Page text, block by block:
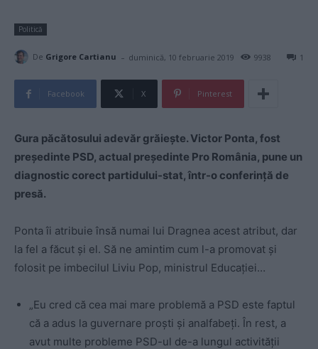
Politică
De Grigore Cartianu - duminică, 10 februarie 2019 1
9938
Facebook X Pinterest
Gura păcătosului adevăr grăiește. Victor Ponta, fost
preşedinte PSD, actual președinte Pro România, pune un
diagnostic corect partidului-stat, într-o conferință de
presă.
Ponta îi atribuie însă numai lui Dragnea acest atribut, dar
la fel a făcut și el. Să ne amintim cum l-a promovat și
folosit pe imbecilul Liviu Pop, ministrul Educației…
„Eu cred că cea mai mare problemă a PSD este faptul
că a adus la guvernare proşti şi analfabeţi. În rest, a
avut multe probleme PSD-ul de-a lungul activităţii